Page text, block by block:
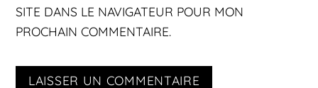
SITE DANS LE NAVIGATEUR POUR MON
PROCHAIN COMMENTAIRE.